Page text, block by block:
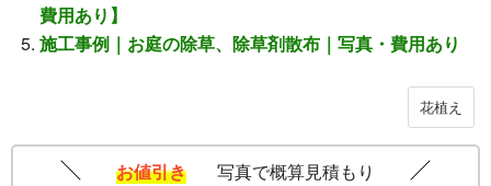
費用あり】
施工事例｜お庭の除草、除草剤散布｜写真・費用あり
花植え
お値引き
写真で概算見積もり